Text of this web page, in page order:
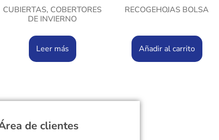
CUBIERTAS, COBERTORES
DE INVIERNO
Leer más
RECOGEHOJAS BOLSA
Añadir al carrito
de clientes